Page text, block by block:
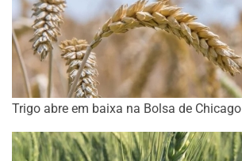
Trigo abre em baixa na Bolsa de Chicago